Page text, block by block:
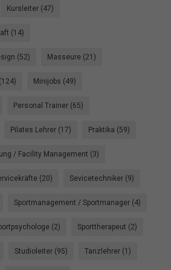
Kursleiter (47)
(14)
(52) Masseure (21)
Minijobs (49)
Personal Trainer (65)
Pilates Lehrer (17) Praktika (59)
/ Facility Management (3)
(20) Sevicetechniker (9)
Sportmanagement / Sportmanager (4)
(2) Sporttherapeut (2)
Studioleiter (95) Tanzlehrer (1)